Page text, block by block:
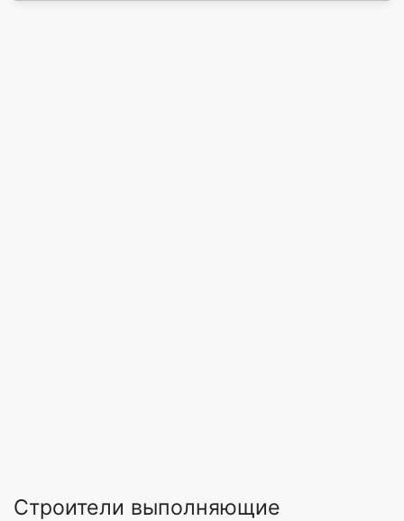
Строители выполняющие